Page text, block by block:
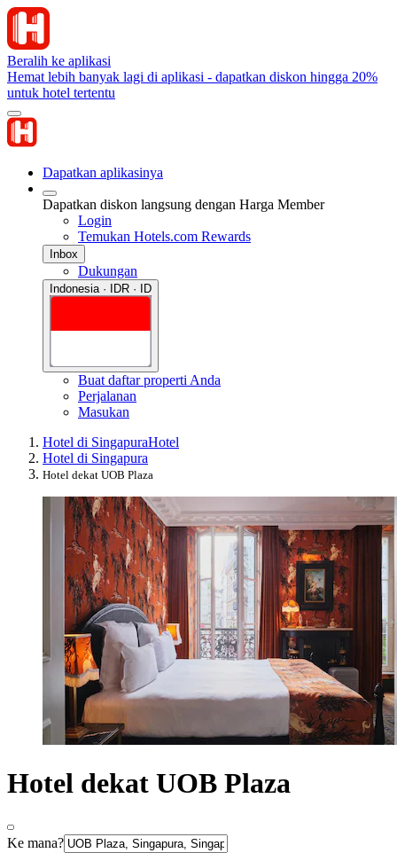
Beralih ke aplikasi
Hemat lebih banyak lagi di aplikasi - dapatkan diskon hingga 20%
untuk hotel tertentu
Dapatkan aplikasinya
Dapatkan diskon langsung dengan Harga Member
Login
Temukan Hotels.com Rewards
Inbox
Dukungan
Indonesia · IDR · ID
Buat daftar properti Anda
Perjalanan
Masukan
Hotel di SingapuraHotel
Hotel di Singapura
Hotel dekat UOB Plaza
Hotel dekat UOB Plaza
Ke mana?